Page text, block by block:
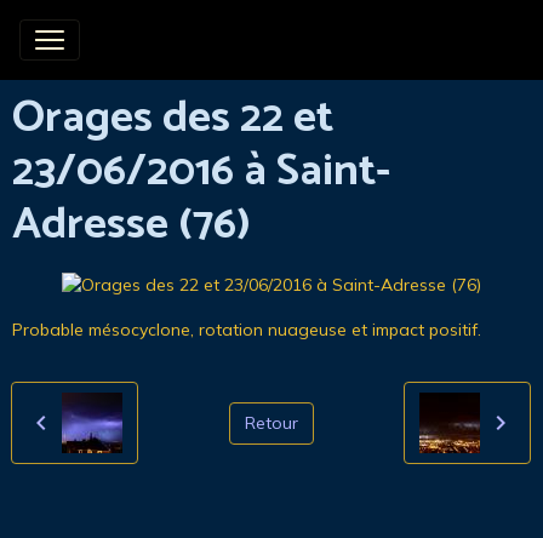
Orages des 22 et
23/06/2016 à Saint-
Adresse (76)
Probable mésocyclone, rotation nuageuse et impact positif.
Retour